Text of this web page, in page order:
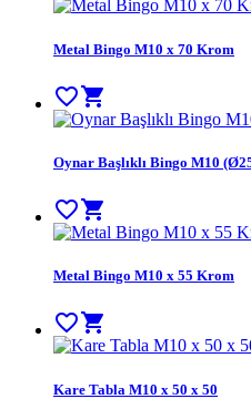
Metal Bingo M10 x 70 Krom
favorite_bordershopping_cart
Oynar Başlıklı Bingo M10
favorite_bordershopping_cart
Metal Bingo M10 x 55 Krom
favorite_border shopping_cart
Kare Tabla M10 x 50 x 50